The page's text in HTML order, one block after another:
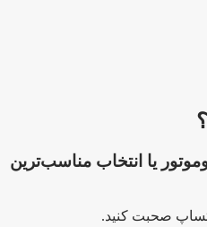
یا انتخاب مناسب‌ترین
صحبت کنید.